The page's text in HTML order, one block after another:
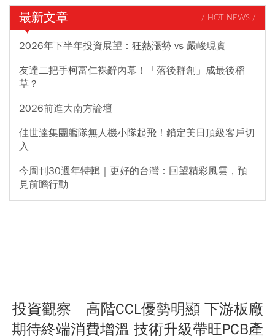
最新文章 / HOT NEWS /
2026年下半年投資展望：狂熱漲勢 vs 嚴峻現實
友達二把手柯富仁裸辭內幕！「落後群創」成最後稻
草？
2026前進大南方論壇
佳世達集團艦隊無人機小隊起飛！鎖定美日頂級客戶切
入
今周刊30週年特輯｜更好的台灣：回望精彩風雲，預
見前瞻行動
投資觀察 高階CCL優勢明顯 下游板廠
期待終端消費增溫 技術升級帶旺PCB產